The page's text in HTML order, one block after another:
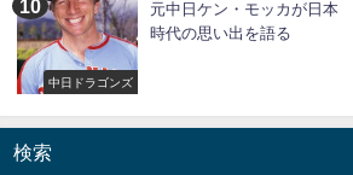
中日ドラゴンズ
元中日ケン・モッカが日本
時代の思い出を語る
検索